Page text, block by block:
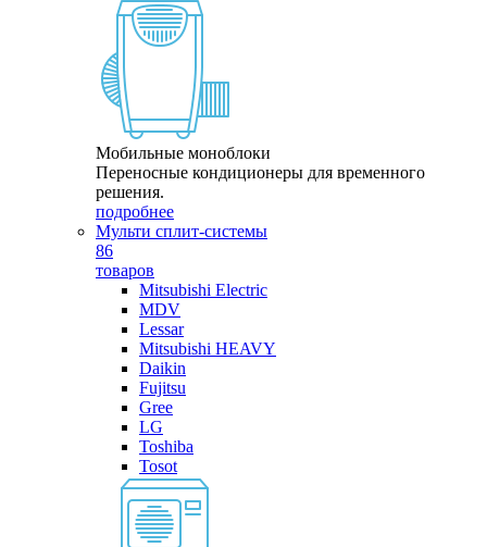
Мобильные моноблоки
Переносные кондиционеры для временного
решения.
подробнее
Мульти сплит-системы
86
товаров
Mitsubishi Electric
MDV
Lessar
Mitsubishi HEAVY
Daikin
Fujitsu
Gree
LG
Toshiba
Tosot